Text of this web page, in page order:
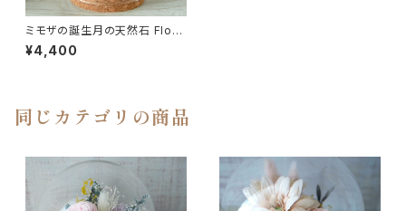
ミモザの誕生月の天然石 Flow
er dome
¥4,400
同じカテゴリの商品